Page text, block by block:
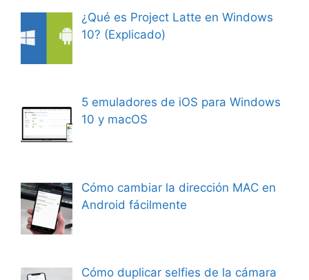
¿Qué es Project Latte en Windows
10? (Explicado)
5 emuladores de iOS para Windows
10 y macOS
Cómo cambiar la dirección MAC en
Android fácilmente
Cómo duplicar selfies de la cámara